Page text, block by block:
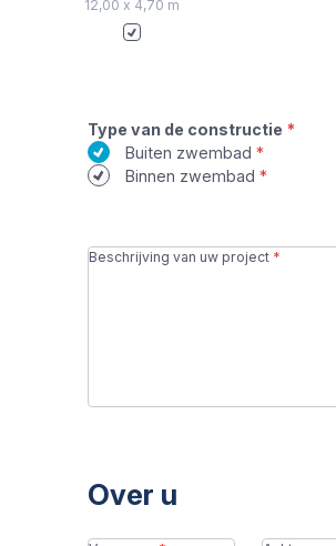
12,00 x 4,70 m
Type van de constructie
Buiten zwembad
Binnen zwembad
Beschrijving van uw project
Over u